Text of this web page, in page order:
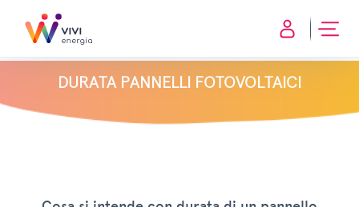
DURATA PANNELLI FOTOVOLTAICI